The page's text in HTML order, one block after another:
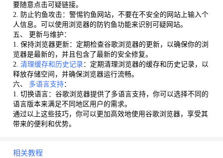
要随意点击可疑链接。
2. 防止钓鱼攻击：警惕钓鱼网站，不要在不安全的网站上输入个
人信息。可以使用浏览器的防钓鱼功能来识别可疑网站。
五、 更新与维护：
1. 保持浏览器更新：定期检查谷歌浏览器的更新，以确保你的浏
览器是最新的，并且包含了最新的安全修复。
2. 清理缓存和历史记录 ：定期清理浏览器的缓存和历史记录，以
释放存储空间，并确保浏览器运行流畅。
六、 多语言支持：
1. 切换语言：谷歌浏览器提供了多语言支持，你可以选择不同的
语言版本来满足不同地区用户的需求。
通过以上这些技巧，你可以更加高效地使用谷歌浏览器，享受其
带来的便利和优势。
相关教程